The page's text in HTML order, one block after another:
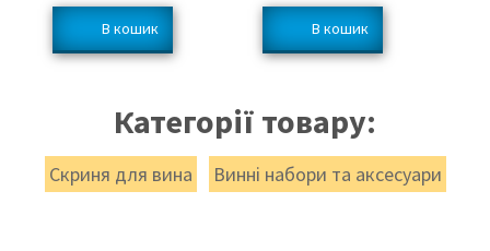
Категорії товару:
Скриня для вина Винні набори та аксесуари